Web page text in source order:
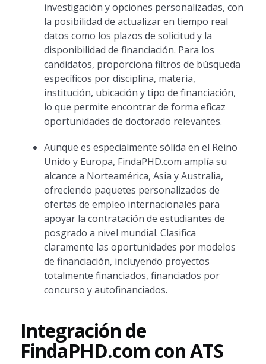
investigación y opciones personalizadas, con
la posibilidad de actualizar en tiempo real
datos como los plazos de solicitud y la
disponibilidad de financiación. Para los
candidatos, proporciona filtros de búsqueda
específicos por disciplina, materia,
institución, ubicación y tipo de financiación,
lo que permite encontrar de forma eficaz
oportunidades de doctorado relevantes.
Aunque es especialmente sólida en el Reino
Unido y Europa, FindaPHD.com amplía su
alcance a Norteamérica, Asia y Australia,
ofreciendo paquetes personalizados de
ofertas de empleo internacionales para
apoyar la contratación de estudiantes de
posgrado a nivel mundial. Clasifica
claramente las oportunidades por modelos
de financiación, incluyendo proyectos
totalmente financiados, financiados por
concurso y autofinanciados.
Integración de
FindaPHD.com con ATS